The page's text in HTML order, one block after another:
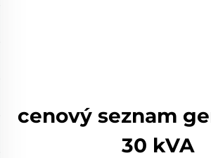
cenový seznam
30 kVA